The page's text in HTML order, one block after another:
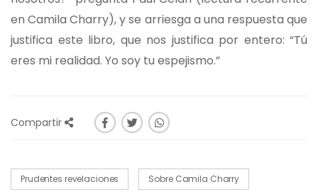
en Camila Charry), y se arriesga a una respuesta que
justifica este libro, que nos justifica por entero: “Tú
eres mi realidad. Yo soy tu espejismo.”
Compartir
Prudentes revelaciones Sobre Camila Charry